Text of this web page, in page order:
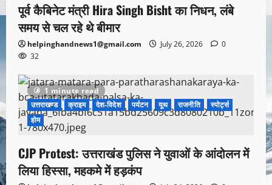
पूर्व कैबिनेट मंत्री Hira Singh Bisht का निधन, लंबे
समय से चल रहे थे बीमार
helpinghandnews1@gmail.com July 26, 2026
0
32
1 minute read
उत्तराखण्ड
क्राइम देश-विदेश पर्यटन यूथ राजनीति
स्पोर्ट्स
होम
CJP Protest: उत्तराखंड पुलिस ने युवाओं के आंदोलन में
लिया हिस्सा, महकमे में हड़कंप